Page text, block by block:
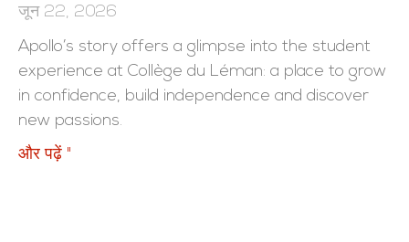
जून 22, 2026
Apollo’s story offers a glimpse into the student
experience at Collège du Léman: a place to grow
in confidence, build independence and discover
new passions.
और पढ़ें "